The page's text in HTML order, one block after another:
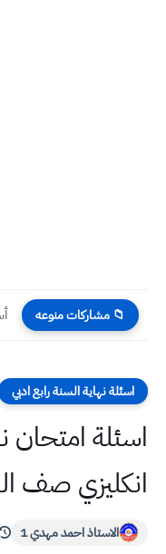
📁 مشاركات منوعه
اسئلة نهاية السنة رابع ادبي
انكليزي صف
الاستاذ احمد مهدي 1